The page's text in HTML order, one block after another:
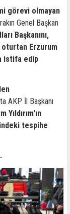
görevi olmayan
Genel Başkan
Başkanını,
oturtan Erzurum
istifa edip
AKP İl Başkanı
Yıldırım'ın
tespihe